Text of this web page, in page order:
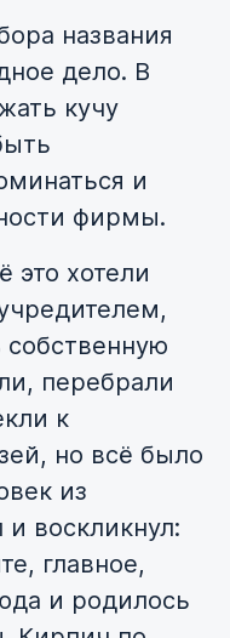
названия
дело. В
кучу
и
фирмы.
это хотели
собственную
перебрали
к
но всё было
из
воскликнул:
главное,
и родилось